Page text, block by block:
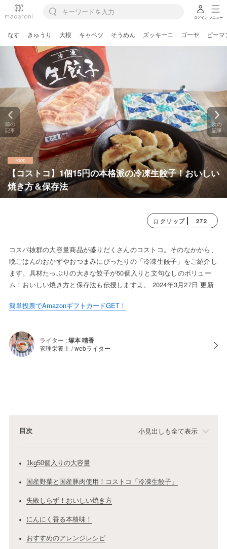
ログイン メニュー
なす きゅうり 大根 キャベツ そうめん ズッキーニ ゴーヤ ピーマ
【コストコ】1個15円の本格派の冷凍生餃子！おいしい
焼き方＆保存法
前の
記事
次の
記事
クリップ 272
コスパ抜群の大容量商品が盛りだくさんのコストコ。そのなかから、
晩ごはんのおかずやおつまみにぴったりの「冷凍生餃子」をご紹介し
ます。具材たっぷりの大きな餃子が50個入りと文句なしのボリュー
ム！おいしい焼き方と保存法も伝授しますよ。 2024年3月27日 更新
簡単投票でAmazonギフトカードGET！
ライター :塚本 晴香
管理栄養士 / webライター
目次 小見出しも全て表示
1kg50個入りの大容量
国産野菜と国産豚肉使用！コストコ「冷凍生餃子」
失敗しらず！おいしい焼き方
にんにく香る本格味！
おすすめのアレンジレシピ